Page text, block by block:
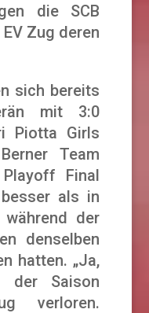
die SCB
Zug deren
sich bereits
mit 3:0
Piotta Girls
Team
Final
als in
während der
denselben
hatten. „Ja,
der Saison
verloren.